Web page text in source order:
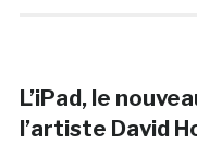
L’iPad, le
l’artiste David